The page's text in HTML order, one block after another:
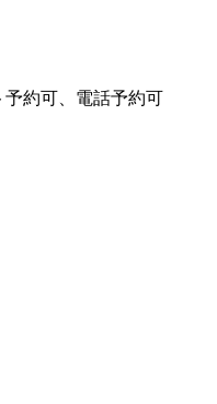
予約可、電話予約可